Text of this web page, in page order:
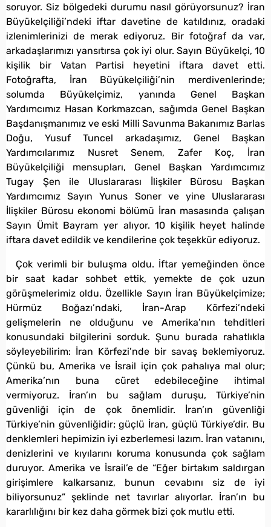
soruyor. Siz bölgedeki durumu nasıl görüyorsunuz? İran
Büyükelçiliği’ndeki iftar davetine de katıldınız, oradaki
izlenimlerinizi de merak ediyoruz. Bir fotoğraf da var,
arkadaşlarımızı yansıtırsa çok iyi olur. Sayın Büyükelçi, 10
kişilik bir Vatan Partisi heyetini iftara davet etti.
Fotoğrafta, İran Büyükelçiliği’nin merdivenlerinde;
solumda Büyükelçimiz, yanında Genel Başkan
Yardımcımız Hasan Korkmazcan, sağımda Genel Başkan
Başdanışmanımız ve eski Milli Savunma Bakanımız Barlas
Doğu, Yusuf Tuncel arkadaşımız, Genel Başkan
Yardımcılarımız Nusret Senem, Zafer Koç, İran
Büyükelçiliği mensupları, Genel Başkan Yardımcımız
Tugay Şen ile Uluslararası İlişkiler Bürosu Başkan
Yardımcımız Sayın Yunus Soner ve yine Uluslararası
İlişkiler Bürosu ekonomi bölümü İran masasında çalışan
Sayın Ümit Bayram yer alıyor. 10 kişilik heyet halinde
iftara davet edildik ve kendilerine çok teşekkür ediyoruz.
Çok verimli bir buluşma oldu. İftar yemeğinden önce
bir saat kadar sohbet ettik, yemekte de çok uzun
görüşmelerimiz oldu. Özellikle Sayın İran Büyükelçimize;
Hürmüz Boğazı’ndaki, İran-Arap Körfezi’ndeki
gelişmelerin ne olduğunu ve Amerika’nın tehditleri
konusundaki bilgilerini sorduk. Şunu burada rahatlıkla
söyleyebilirim: İran Körfezi’nde bir savaş beklemiyoruz.
Çünkü bu, Amerika ve İsrail için çok pahalıya mal olur;
Amerika’nın buna cüret edebileceğine ihtimal
vermiyoruz. İran’ın bu sağlam duruşu, Türkiye’nin
güvenliği için de çok önemlidir. İran’ın güvenliği
Türkiye’nin güvenliğidir; güçlü İran, güçlü Türkiye’dir. Bu
denklemleri hepimizin iyi ezberlemesi lazım. İran vatanını,
denizlerini ve kıyılarını koruma konusunda çok sağlam
duruyor. Amerika ve İsrail’e de “Eğer birtakım saldırgan
girişimlere kalkarsanız, bunun cevabını siz de iyi
biliyorsunuz” şeklinde net tavırlar alıyorlar. İran’ın bu
kararlılığını bir kez daha görmek bizi çok mutlu etti.